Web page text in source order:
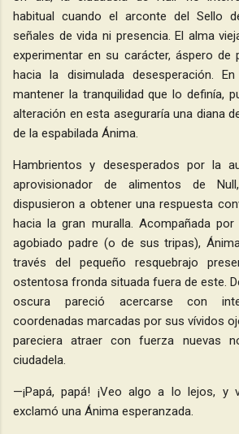
habitual cuando el arconte del Sello
señales de vida ni presencia. El alma
experimentar en su carácter, áspero de
hacia la disimulada desesperación.
mantener la tranquilidad que lo definía,
alteración en esta aseguraría una diana
de la espabilada Ánima.
Hambrientos y desesperados por la
aprovisionador de alimentos de
dispusieron a obtener una respuesta
hacia la gran muralla. Acompañada
agobiado padre (o de sus tripas),
través del pequeño resquebrajo
ostentosa fronda situada fuera de este.
oscura pareció acercarse con
coordenadas marcadas por sus vívidos
pareciera atraer con fuerza nuevas
ciudadela.
—¡Papá, papá! ¡Veo algo a lo lejos,
exclamó una Ánima esperanzada.